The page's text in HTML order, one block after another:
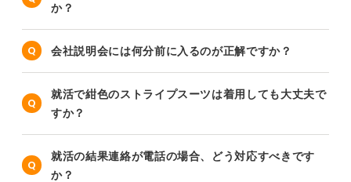
か？
会社説明会には何分前に入るのが正解ですか？
就活で紺色のストライプスーツは着用しても大丈夫で
すか？
就活の結果連絡が電話の場合、どう対応すべきです
か？